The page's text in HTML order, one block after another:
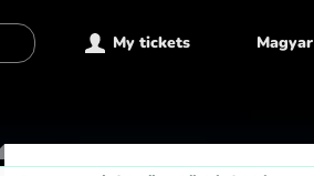
My tickets Magyar